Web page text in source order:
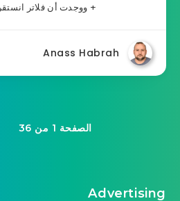
+ ووجدت أن فلاتر
Anass Habrah
الصفحة 1 من 36
Advertising